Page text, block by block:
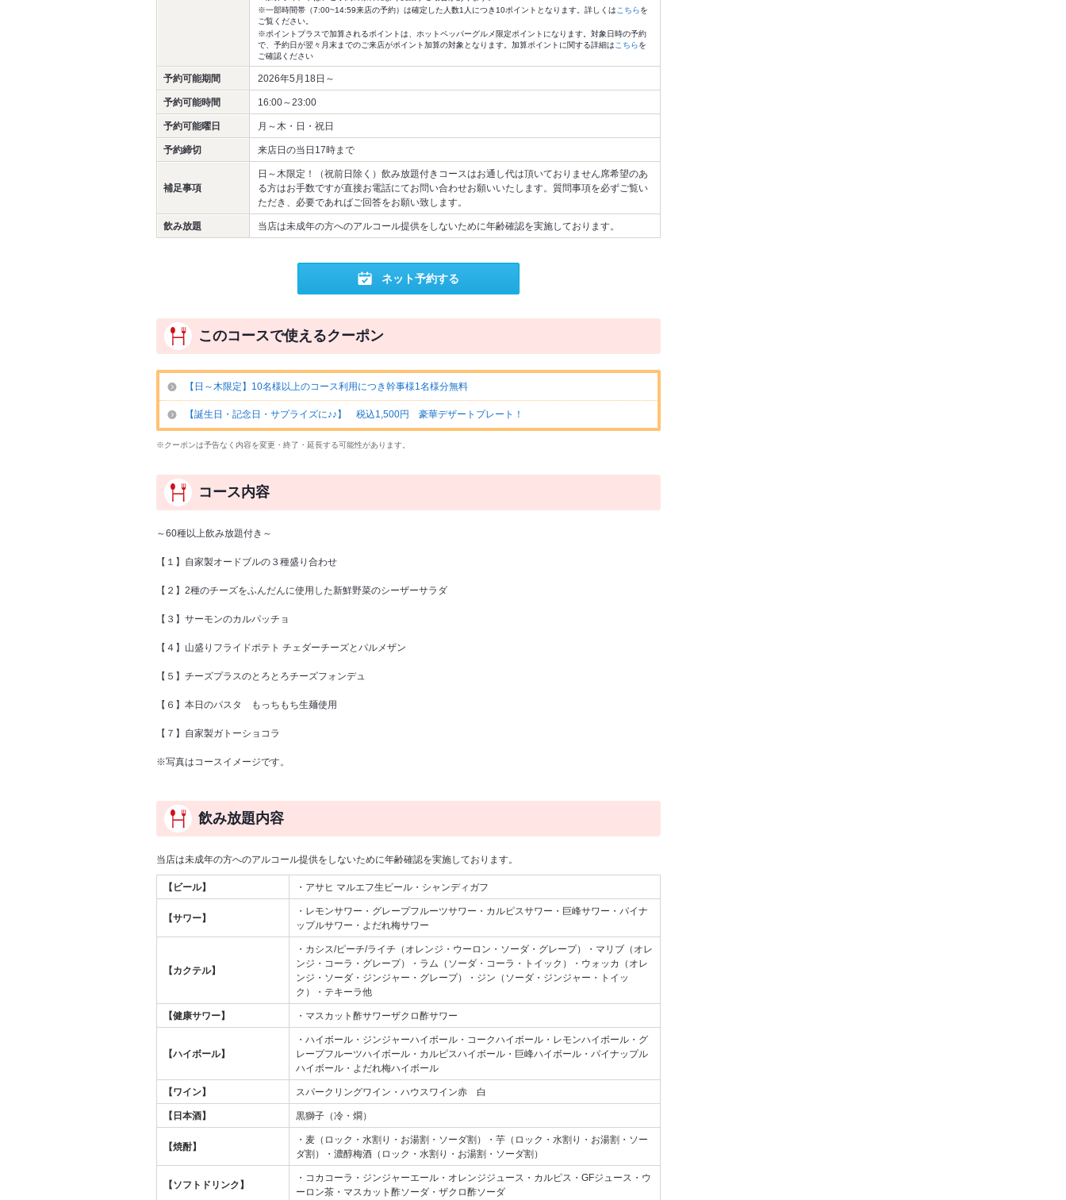
※一部時間帯（7:00~14:59来店の予約）は確定した人数1人につき10ポイントとなります。詳しくは こちらを
ご覧ください。
※ポイントプラスで加算されるポイントは、ホットペッパーグルメ限定ポイントになります。対象日時の予約
で、予約日が翌々月末までのご来店がポイント加算の対象となります。加算ポイントに関する詳細は こちらを
ご確認ください
予約可能期間 2026年5月18日～
予約可能時間 16:00～23:00
予約可能曜日 月～木・日・祝日
予約締切 来店日の当日17時まで
補足事項
日～木限定！（祝前日除く）飲み放題付きコースはお通し代は頂いておりません席希望のあ
る方はお手数ですが直接お電話にてお問い合わせお願いいたします。質問事項を必ずご覧い
ただき、必要であればご回答をお願い致します。
飲み放題 当店は未成年の方へのアルコール提供をしないために年齢確認を実施しております。
ネット予約する
このコースで使えるクーポン
【日～木限定】10名様以上のコース利用につき幹事様1名様分無料
【誕生日・記念日・サプライズに♪♪】 税込1,500円 豪華デザートプレート！
※クーポンは予告なく内容を変更・終了・延長する可能性があります。
コース内容
～60種以上飲み放題付き～
【１】自家製オードブルの３種盛り合わせ
【２】2種のチーズをふんだんに使用した新鮮野菜のシーザーサラダ
【３】サーモンのカルパッチョ
【４】山盛りフライドポテト チェダーチーズとパルメザン
【５】チーズプラスのとろとろチーズフォンデュ
【６】本日のパスタ もっちもち生麺使用
【７】自家製ガトーショコラ
※写真はコースイメージです。
飲み放題内容
当店は未成年の方へのアルコール提供をしないために年齢確認を実施しております。
【ビール】 ・アサヒ マルエフ生ビール・シャンディガフ
【サワー】
・レモンサワー・グレープフルーツサワー・カルピスサワー・巨峰サワー・パイナ
ップルサワー・よだれ梅サワー
【カクテル】
・カシス/ピーチ/ライチ（オレンジ・ウーロン・ソーダ・グレープ）・マリブ（オレ
ンジ・コーラ・グレープ）・ラム（ソーダ・コーラ・トイック）・ウォッカ（オレ
ンジ・ソーダ・ジンジャー・グレープ）・ジン（ソーダ・ジンジャー・トイッ
ク）・テキーラ他
【健康サワー】 ・マスカット酢サワーザクロ酢サワー
【ハイボール】
・ハイボール・ジンジャーハイボール・コークハイボール・レモンハイボール・グ
レープフルーツハイボール・カルピスハイボール・巨峰ハイボール・パイナップル
ハイボール・よだれ梅ハイボール
【ワイン】 スパークリングワイン・ハウスワイン赤 白
【日本酒】 黒獅子（冷・燗）
【焼酎】
・麦（ロック・水割り・お湯割・ソーダ割）・芋（ロック・水割り・お湯割・ソー
ダ割）・濃醇梅酒（ロック・水割り・お湯割・ソーダ割）
【ソフトドリンク】
・コカコーラ・ジンジャーエール・オレンジジュース・カルピス・GFジュース・ウ
ーロン茶・マスカット酢ソーダ・ザクロ酢ソーダ